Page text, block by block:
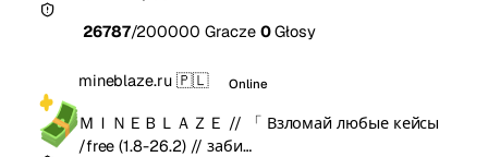
26787/200000 Gracze 0Głosy
mineblaze.ru 🇵🇱 Online
ＭＩＮＥＢＬＡＺＥ // 「 Взломай любые кейсы
/free (1.8-26.2) // заби…